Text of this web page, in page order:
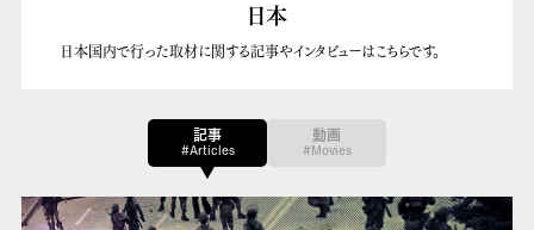
日本
日本国内で行った取材に関する記事やインタビューはこちらです。
記事
#Articles
動画
#Movies